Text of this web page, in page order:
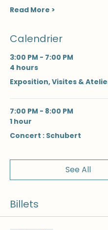
Read More >
Calendrier
3:00 PM - 7:00 PM
4 hours
Exposition, Visites &
7:00 PM - 8:00 PM
1 hour
Concert : Schubert
See All
Billets